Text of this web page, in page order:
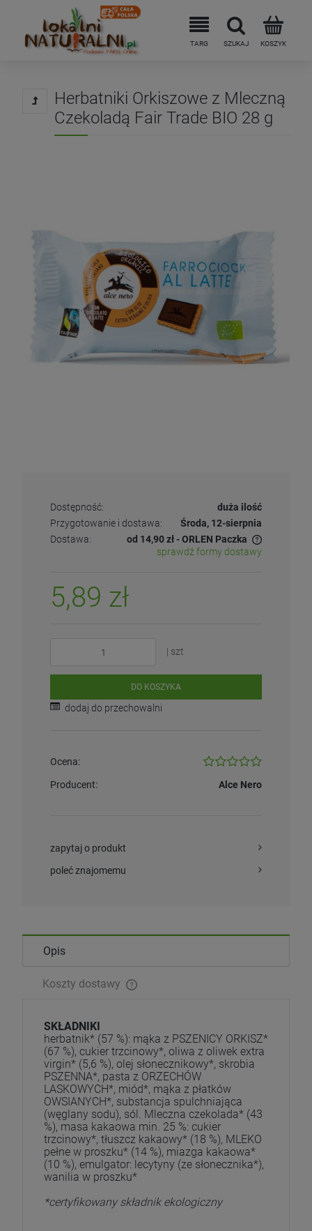
Herbatniki Orkiszowe z Mleczną
Czekoladą Fair Trade BIO 28 g
Dostępność:
duża ilość
Przygotowanie i dostawa:
Środa, 12-sierpnia
Dostawa:
od 14,90 zł- ORLEN Paczka
sprawdź formy dostawy
5,89 zł
| szt
DO KOSZYKA
dodaj do przechowalni
Ocena:
Producent: Alce Nero
zapytaj o produkt
poleć znajomemu
Opis
Koszty dostawy
SKŁADNIKI
herbatnik* (57 %): mąka z PSZENICY ORKISZ*
(67 %), cukier trzcinowy*, oliwa z oliwek extra
virgin* (5,6 %), olej słonecznikowy*, skrobia
PSZENNA*, pasta z ORZECHÓW
LASKOWYCH*, miód*, mąka z płatków
OWSIANYCH*, substancja spulchniająca
(węglany sodu), sól. Mleczna czekolada* (43
%), masa kakaowa min. 25 %: cukier
trzcinowy*, tłuszcz kakaowy* (18 %), MLEKO
pełne w proszku* (14 %), miazga kakaowa*
(10 %), emulgator: lecytyny (ze słonecznika*),
wanilia w proszku*
*certyfikowany składnik ekologiczny